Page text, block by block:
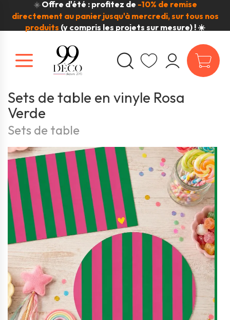
☀️ Offre d'été : profitez de -10% de remise
directement au panier jusqu'à mercredi, sur tous nos
produits (y compris les projets sur mesure) ! ☀️
Sets de table en vinyle Rosa
Verde
Sets de table